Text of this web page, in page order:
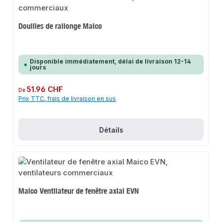
Douilles de rallonge Maico
Disponible immédiatement, délai de livraison 12-14
jours
Prix régulier :
De51.96 CHF
Prix TTC, frais de livraison en sus
Détails
Maico Ventilateur de fenêtre axial EVN